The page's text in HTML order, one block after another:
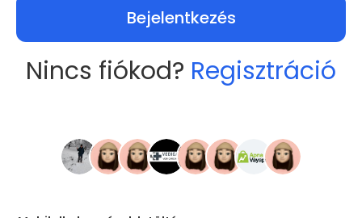
Bejelentkezés
Nincs fiókod? Regisztráció